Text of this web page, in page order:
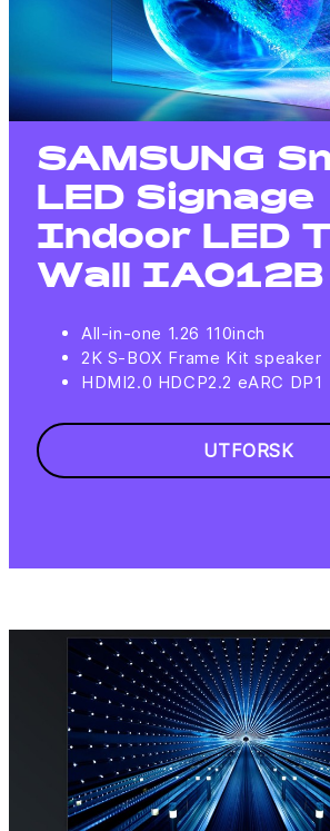
SAMSUNG
LED Signage
Indoor LED
Wall IA012B
All-in-one 1.26 110inch
2K S-BOX Frame Kit speaker
HDMI2.0 HDCP2.2 eARC DP1
UTFORSK